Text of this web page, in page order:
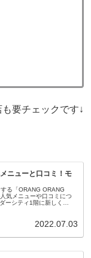
要チェックです↓
ニューと口コミ！モ
る「ORANG ORANG
気メニューや口コミにつ
2022.07.03